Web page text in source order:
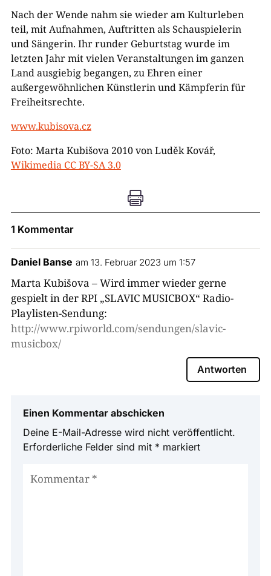
Nach der Wende nahm sie wieder am Kulturleben
teil, mit Aufnahmen, Auftritten als Schauspielerin
und Sängerin. Ihr runder Geburtstag wurde im
letzten Jahr mit vielen Veranstaltungen im ganzen
Land ausgiebig begangen, zu Ehren einer
außergewöhnlichen Künstlerin und Kämpferin für
Freiheitsrechte.
www.kubisova.cz
Foto: Marta Kubišova 2010 von Luděk Kovář,
Wikimedia CC BY-SA 3.0

1 Kommentar
Daniel Banse am 13. Februar 2023 um 1:57
Marta Kubišova – Wird immer wieder gerne
gespielt in der RPI „SLAVIC MUSICBOX“ Radio-
Playlisten-Sendung:
http://www.rpiworld.com/sendungen/slavic-
musicbox/
Antworten
Einen Kommentar abschicken
Deine E-Mail-Adresse wird nicht veröffentlicht.
Erforderliche Felder sind mit * markiert